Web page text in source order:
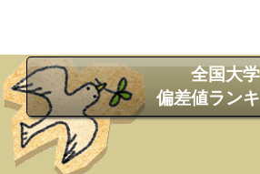
全国大学
偏差値ラン